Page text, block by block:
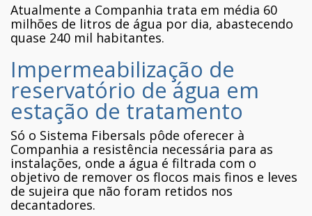
Atualmente a Companhia trata em média 60
milhões de litros de água por dia, abastecendo
quase 240 mil habitantes.
Impermeabilização de
reservatório de água em
estação de tratamento
Só o Sistema Fibersals pôde oferecer à
Companhia a resistência necessária para as
instalações, onde a água é filtrada com o
objetivo de remover os flocos mais finos e leves
de sujeira que não foram retidos nos
decantadores.